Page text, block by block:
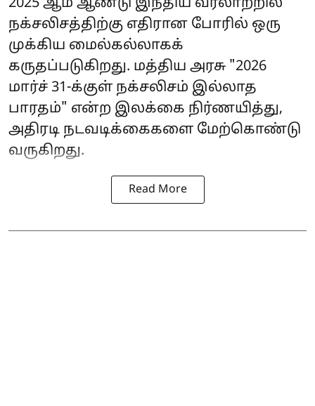
2025 ஆம் ஆண்டு இந்திய வரலாற்றில்
நக்சலிசத்திற்கு எதிரான போரில் ஒரு
முக்கிய மைல்கல்லாகக்
கருதப்படுகிறது. மத்திய அரசு "2026
மார்ச் 31-க்குள் நக்சலிசம் இல்லாத
பாரதம்" என்ற இலக்கை நிர்ணயித்து,
அதிரடி நடவடிக்கைகளை மேற்கொண்டு
வருகிறது.
Read More